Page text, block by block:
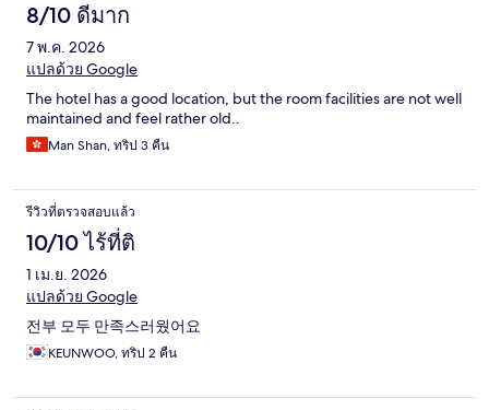
8/10 ดีมาก
7 พ.ค. 2026
แปลด้วย Google
The hotel has a good location, but the room facilities are not well
maintained and feel rather old..
Man Shan, ทริป 3 คืน
รีวิวที่ตรวจสอบแล้ว
10/10 ไร้ที่ติ
1 เม.ย. 2026
แปลด้วย Google
전부 모두 만족스러웠어요
KEUNWOO, ทริป 2 คืน